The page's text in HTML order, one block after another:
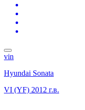
vin
Hyundai Sonata
VI (YF) 2012 г.в.